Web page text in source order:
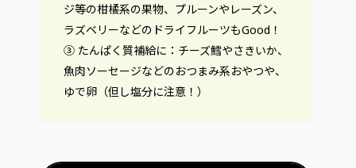
ジ等の柑橘系の果物、プルーンやレーズン、
ラズベリーなどのドライフルーツもGood！
③ たんぱく質補給に：チーズ鱈やさきいか、
魚肉ソーセージなどのおつまみ系おやつや、
ゆで卵（但し塩分に注意！）